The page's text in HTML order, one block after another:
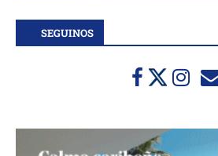
SEGUINOS